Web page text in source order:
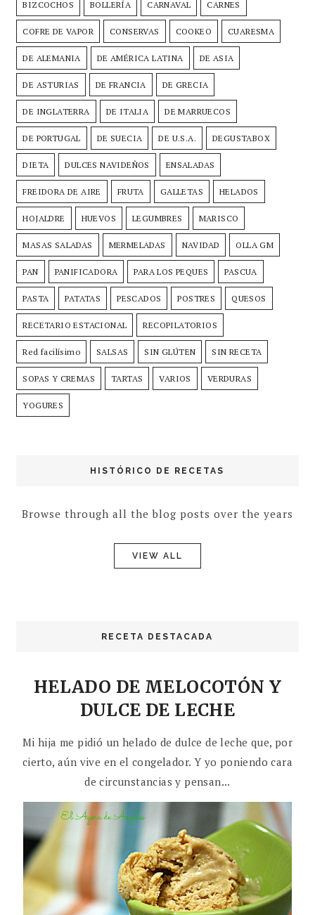
BIZCOCHOS BOLLERÍA CARNAVAL CARNES
COFRE DE VAPOR CONSERVAS COOKEO CUARESMA
DE ALEMANIA DE AMÉRICA LATINA DE ASIA
DE ASTURIAS DE FRANCIA DE GRECIA
DE INGLATERRA DE ITALIA DE MARRUECOS
DE PORTUGAL DE SUECIA DE U.S.A. DEGUSTABOX
DIETA DULCES NAVIDEÑOS ENSALADAS
FREIDORA DE AIRE FRUTA GALLETAS HELADOS
HOJALDRE HUEVOS LEGUMBRES MARISCO
MASAS SALADAS MERMELADAS NAVIDAD OLLA GM
PAN PANIFICADORA PARA LOS PEQUES PASCUA
PASTA PATATAS PESCADOS POSTRES QUESOS
RECETARIO ESTACIONAL RECOPILATORIOS
Red facilísimo SALSAS SIN GLÚTEN SIN RECETA
SOPAS Y CREMAS TARTAS VARIOS VERDURAS
YOGURES
HISTÓRICO DE RECETAS
Browse through all the blog posts over the years
VIEW ALL
RECETA DESTACADA
HELADO DE MELOCOTÓN Y
DULCE DE LECHE
Mi hija me pidió un helado de dulce de leche que, por
cierto, aún vive en el congelador. Y yo poniendo cara
de circunstancias y pensan...